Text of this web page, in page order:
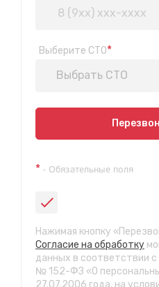
Выберите СТО*
Выбрать СТО
Показать на
ул. Красноярская, 5
ул. Красной звезды, 81а
с 8.00 до 22.00, без
СТО "КСК"
* - Обязательные поля
Нажимая кнопку
Согласие на обработку
данных в соответствии
№ 152-ФЗ «О
27.07.2006 года, на